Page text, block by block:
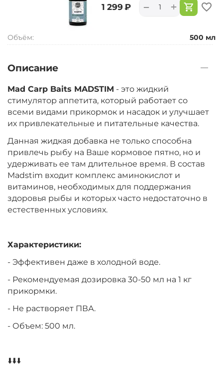
‍1 299‍ ₽ +
−
Объём: 500 мл
Описание
Mad Carp Baits MADSTIM - это жидкий
стимулятор аппетита, который работает со
всеми видами прикормок и насадок и улучшает
их привлекательные и питательные качества.
Данная жидкая добавка не только способна
привлечь рыбу на Ваше кормовое пятно, но и
удерживать ее там длительное время. В состав
Madstim входит комплекс аминокислот и
витаминов, необходимых для поддержания
здоровья рыбы и которых часто недостаточно в
естественных условиях.
Характеристики:
- Эффективен даже в холодной воде.
- Рекомендуемая дозировка 30-50 мл на 1 кг
прикормки.
- Не растворяет ПВА.
- Объем: 500 мл.
⬇️⬇️⬇️